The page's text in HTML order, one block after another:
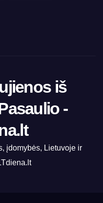
iš
-
įdomybės, Lietuvoje ir